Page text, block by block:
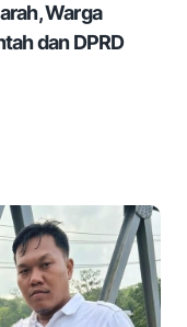
Warga
dan DPRD